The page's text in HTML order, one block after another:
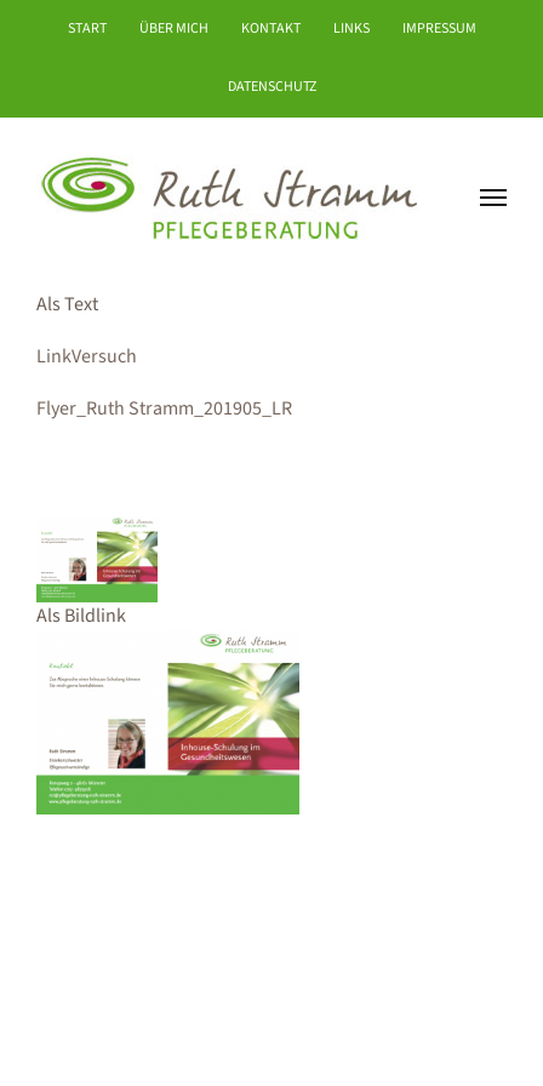
START ÜBER MICH KONTAKT LINKS IMPRESSUM
DATENSCHUTZ
Als Text
LinkVersuch
Flyer_Ruth Stramm_201905_LR
Als Bildlink